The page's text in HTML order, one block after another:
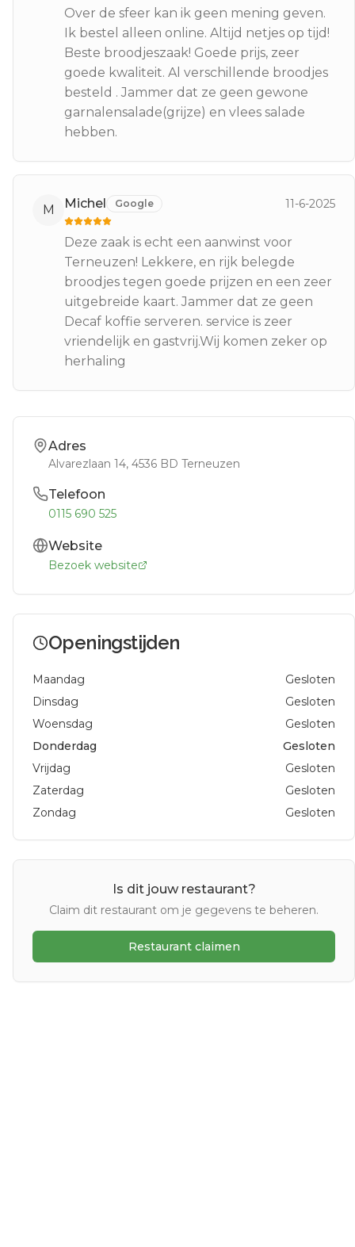
Over de sfeer kan ik geen mening geven.
Ik bestel alleen online. Altijd netjes op tijd!
Beste broodjeszaak! Goede prijs, zeer
goede kwaliteit. Al verschillende broodjes
besteld . Jammer dat ze geen gewone
garnalensalade(grijze) en vlees salade
hebben.
M Michel Google 11-6-2025
Deze zaak is echt een aanwinst voor
Terneuzen! Lekkere, en rijk belegde
broodjes tegen goede prijzen en een zeer
uitgebreide kaart. Jammer dat ze geen
Decaf koffie serveren. service is zeer
vriendelijk en gastvrij.Wij komen zeker op
herhaling
Adres
Alvarezlaan 14, 4536 BD Terneuzen
Telefoon
0115 690 525
Website
Bezoek website
Openingstijden
Maandag
Gesloten
Dinsdag
Gesloten
Woensdag
Gesloten
Donderdag
Gesloten
Vrijdag
Gesloten
Zaterdag
Gesloten
Zondag
Gesloten
Is dit jouw restaurant?
Claim dit restaurant om je gegevens te beheren.
Restaurant claimen